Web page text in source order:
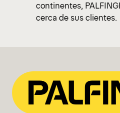
continentes,
cerca de sus clientes.